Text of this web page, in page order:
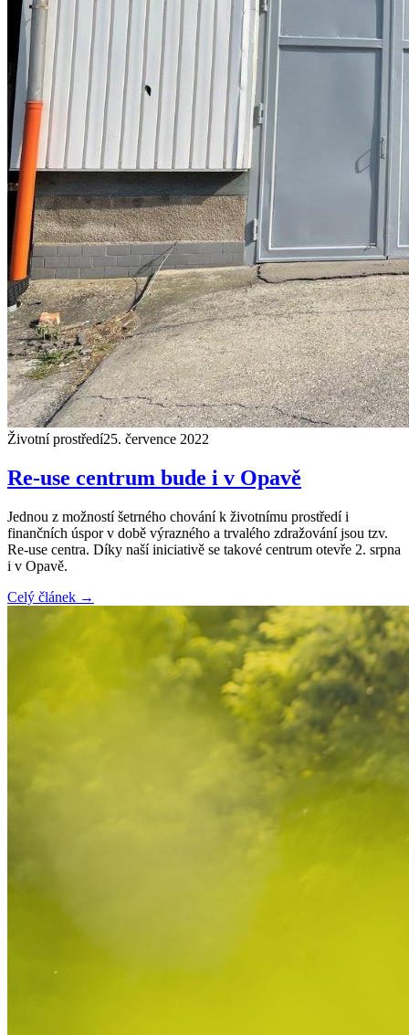
Životní prostředí25. července 2022
Re-use centrum bude i v Opavě
Jednou z možností šetrného chování k životnímu prostředí i
finančních úspor v době výrazného a trvalého zdražování jsou tzv.
Re-use centra. Díky naší iniciativě se takové centrum otevře 2. srpna
i v Opavě.
Celý článek →